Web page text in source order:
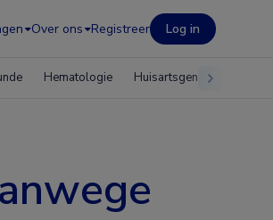
Over ons Registreer Log in
Hematologie Huisartsgeneeskunde